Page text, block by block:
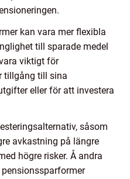
kan vara mer flexibla
till sparade medel
viktigt för
tillgång till sina
eller för att investera
såsom
avkastning på längre
högre risker. Å andra